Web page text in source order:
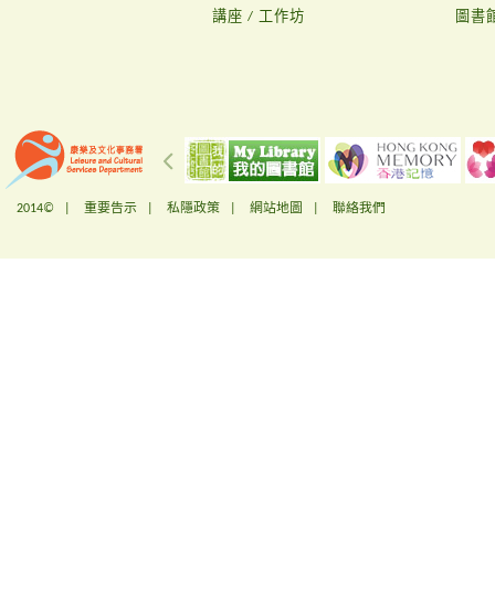
講座 / 工作坊
圖書
2014© | 重要告示 私隱政策 網站地圖 聯絡我們